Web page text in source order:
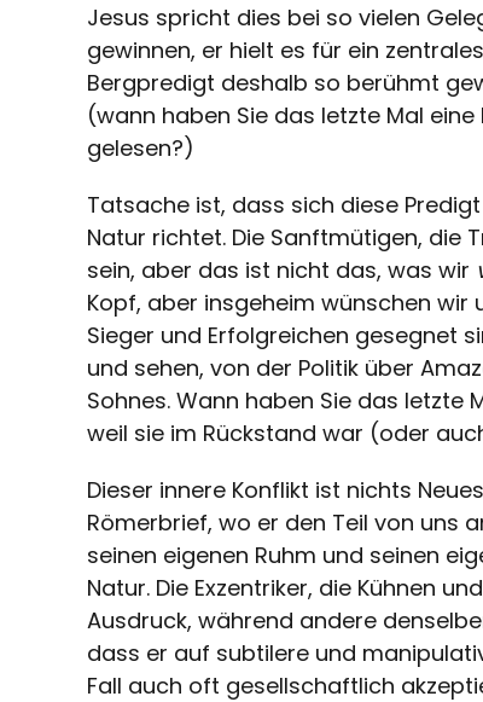
Jesus spricht dies bei so vielen
gewinnen, er hielt es für ein
Bergpredigt deshalb so berühmt
(wann haben Sie das letzte Mal
gelesen?)
Tatsache ist, dass sich diese
Natur richtet. Die Sanftmütigen, die
sein, aber das ist nicht das, was wir
Kopf, aber insgeheim wünschen wir
Sieger und Erfolgreichen gesegnet
und sehen, von der Politik über
Sohnes. Wann haben Sie das
weil sie im Rückstand war (oder
Dieser innere Konflikt ist nichts
Römerbrief, wo er den Teil von uns
seinen eigenen Ruhm und seinen
Natur. Die Exzentriker, die Kühnen
Ausdruck, während andere
dass er auf subtilere und
Fall auch oft gesellschaftlich